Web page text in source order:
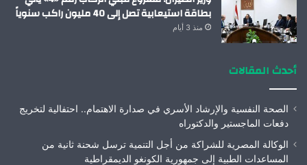
بطاقة استيعابية تصل إلى 40 مليون راكب سنوياً
منذ 3 أيام
أحدث المقالات
الصحة النفسية والإرشاد الأسري في صدارة الاهتمام.. احتفالية لتخريج
دفعات الماجستير والدكتوراه
الوكالة المصرية للشراكة من أجل التنمية ترسل شحنة ثانية من
المساعدات الطبية إلى جمهورية الكونغو الديمقراطية